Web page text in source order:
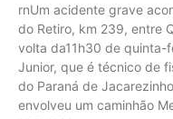
rnUm acidente grave
do Retiro, km 239, entre
volta da11h30 de quinta-
Junior, que é técnico de
do Paraná de
envolveu um caminhão